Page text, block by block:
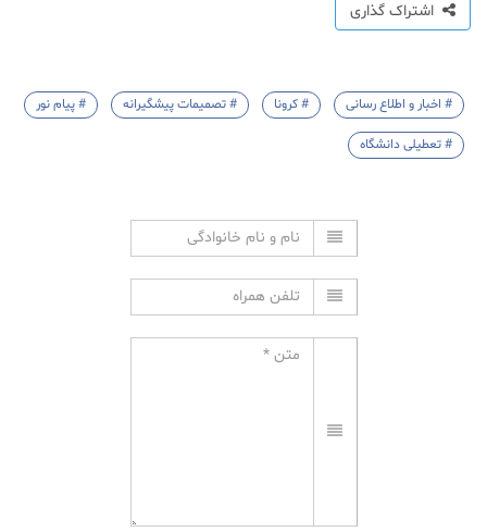
اشتراک گذاری
# اخبار و اطلاع رسانی # کرونا # تصمیمات پیشگیرانه # پیام نور
# تعطیلی دانشگاه